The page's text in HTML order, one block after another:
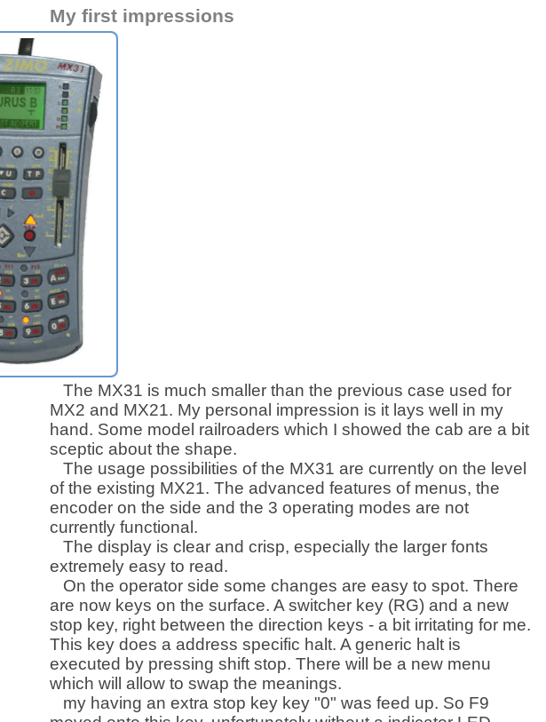
My first impressions
The MX31 is much smaller than the previous case used for
MX2 and MX21. My personal impression is it lays well in my
hand. Some model railroaders which I showed the cab are a bit
sceptic about the shape.
The usage possibilities of the MX31 are currently on the level
of the existing MX21. The advanced features of menus, the
encoder on the side and the 3 operating modes are not
currently functional.
The display is clear and crisp, especially the larger fonts
extremely easy to read.
On the operator side some changes are easy to spot. There
are now keys on the surface. A switcher key (RG) and a new
stop key, right between the direction keys - a bit irritating for me.
This key does a address specific halt. A generic halt is
executed by pressing shift stop. There will be a new menu
which will allow to swap the meanings.
my having an extra stop key key "0" was feed up. So F9